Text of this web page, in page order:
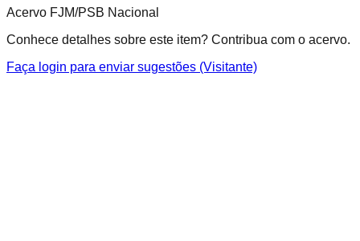
Acervo FJM/PSB Nacional
Conhece detalhes sobre este item? Contribua com o acervo.
Faça login para enviar sugestões (Visitante)